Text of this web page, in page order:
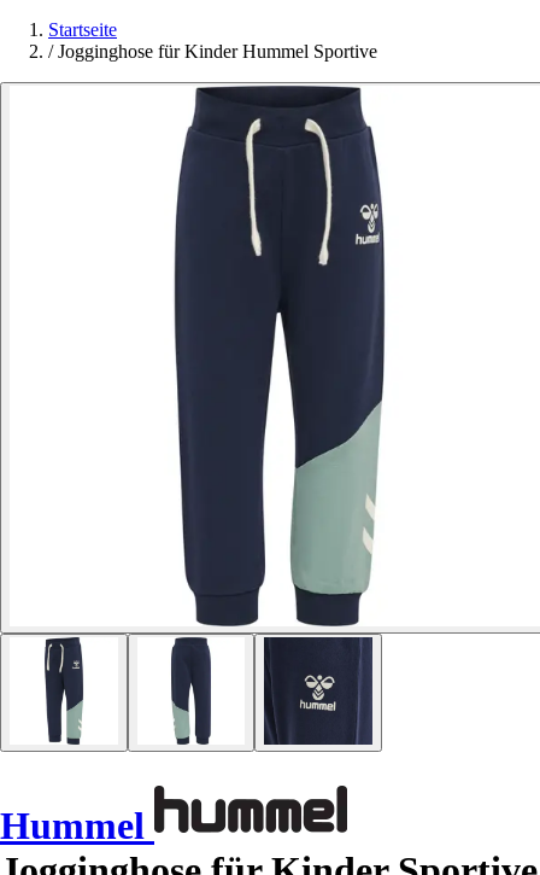
Startseite
/ Jogginghose für Kinder Hummel Sportive
Hummel